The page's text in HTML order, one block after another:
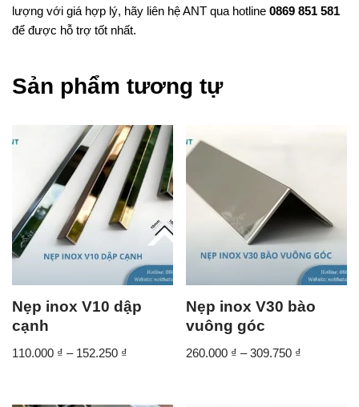
lượng với giá hợp lý, hãy liên hệ ANT qua hotline 0869 851 581
để được hỗ trợ tốt nhất.
Sản phẩm tương tự
Nẹp inox V10 dập
cạnh
110.000 ₫ – 152.250 ₫
Nẹp inox V30 bào
vuông góc
260.000 ₫ – 309.750 ₫